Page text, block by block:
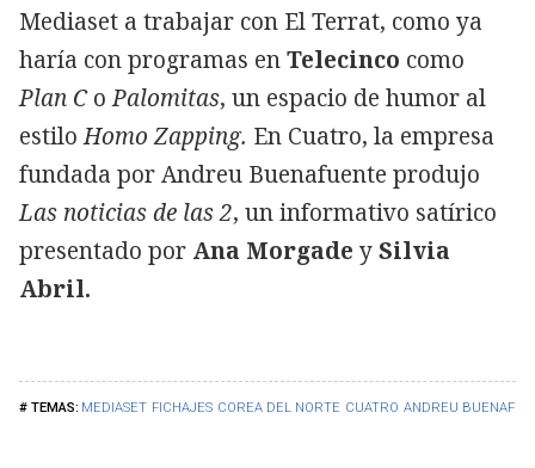
MEDIASET FICHAJES COREA DEL NORTE CUATRO ANDREU
Mediaset a trabajar con El Terrat, como ya
haría con programas enTelecinco como
Plan CoPalomitas, un espacio de humor al
estiloHomo Zapping. En Cuatro, la empresa
fundada por Andreu Buenafuente produjo
Las noticias de las 2, un informativo satírico
presentado por Ana Morgade ySilvia
Abril.